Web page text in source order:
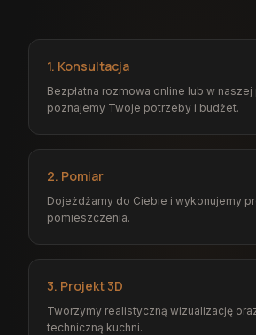
1. Konsultacja
Bezpłatna rozmowa online lub w
poznajemy Twoje potrzeby i budżet.
2. Pomiar
Dojeżdżamy do Ciebie i wykonujemy
pomieszczenia.
3. Projekt 3D
Tworzymy realistyczną wizualizację
techniczną kuchni.